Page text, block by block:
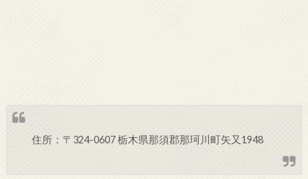
住所：〒324-0607 栃木県那須郡那珂川町矢又1948